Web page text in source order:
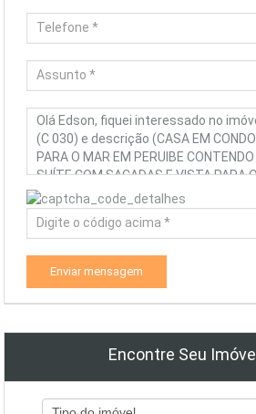
Enviar mensagem
Encontre Seu Imóvel